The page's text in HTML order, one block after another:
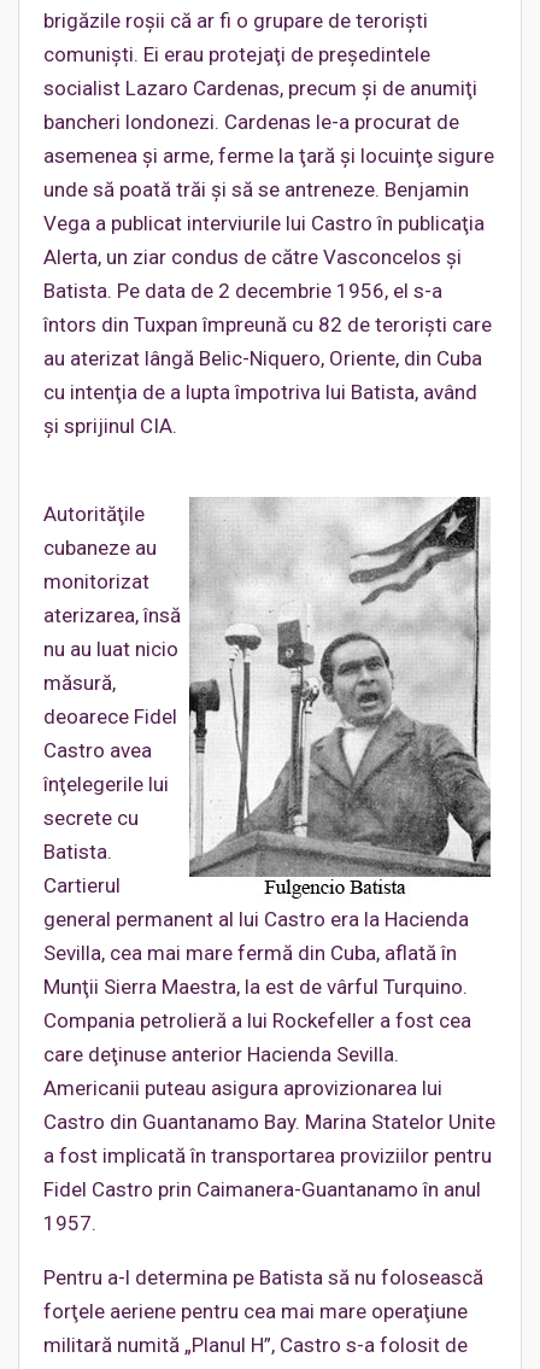
brigăzile roşii că ar fi o grupare de terorişti
comunişti. Ei erau protejaţi de preşedintele
socialist Lazaro Cardenas, precum şi de anumiţi
bancheri londonezi. Cardenas le-a procurat de
asemenea şi arme, ferme la ţară şi locuinţe sigure
unde să poată trăi şi să se antreneze. Benjamin
Vega a publicat interviurile lui Castro în publicaţia
Alerta, un ziar condus de către Vasconcelos şi
Batista. Pe data de 2 decembrie 1956, el s-a
întors din Tuxpan împreună cu 82 de terorişti care
au aterizat lângă Belic-Niquero, Oriente, din Cuba
cu intenţia de a lupta împotriva lui Batista, având
şi sprijinul CIA.
Autorităţile
cubaneze au
monitorizat
aterizarea, însă
nu au luat nicio
măsură,
deoarece Fidel
Castro avea
înţelegerile lui
secrete cu
Batista.
Cartierul
general permanent al lui Castro era la Hacienda
Sevilla, cea mai mare fermă din Cuba, aflată în
Munţii Sierra Maestra, la est de vârful Turquino.
Compania petrolieră a lui Rockefeller a fost cea
care deţinuse anterior Hacienda Sevilla.
Americanii puteau asigura aprovizionarea lui
Castro din Guantanamo Bay. Marina Statelor Unite
a fost implicată în transportarea proviziilor pentru
Fidel Castro prin Caimanera-Guantanamo în anul
1957.
Pentru a-l determina pe Batista să nu folosească
forţele aeriene pentru cea mai mare operaţiune
militară numită „Planul H”, Castro s-a folosit de